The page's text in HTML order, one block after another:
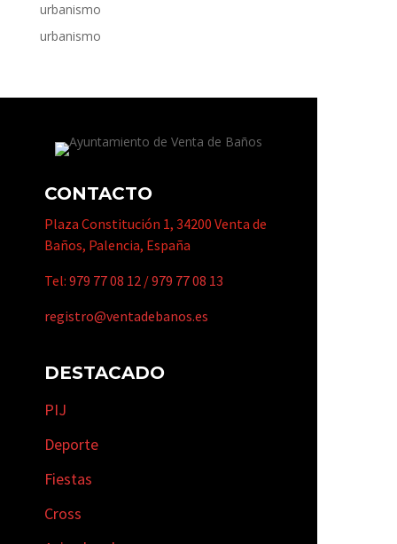
urbanismo
urbanismo
CONTACTO
Plaza Constitución 1, 34200 Venta de
Baños, Palencia, España
Tel: 979 77 08 12 /979 77 08 13
registro@ventadebanos.es
DESTACADO
PIJ
Deporte
Fiestas
Cross